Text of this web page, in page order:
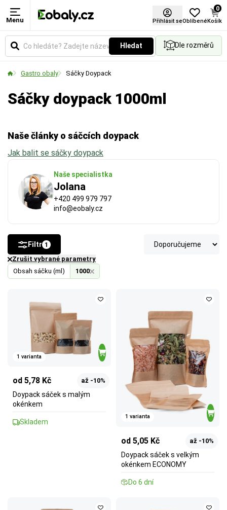
Menu Přihlásit seOblíbené
0
Košík
Hledat Dle rozměrů
Gastro obaly Sáčky Doypack
Sáčky doypack 1000ml
Naše specialistka
Jolana
+420 499 979 797
info@eobaly.cz
Naše články o sáčcích doypack
Jak balit se sáčky doypack
Obsah sáčku (ml) 1000
Zrušit vybrané parametry
Filtr 1
1 varianta
od 5,78 Kč až -10%
Doypack sáček s malým
okénkem
Skladem
1 varianta
od 5,05 Kč až -10%
Doypack sáček s velkým
okénkem ECONOMY
Do 6 dní
Výška (mm)
Udává výšku nebo tloušťku materiálu v
prostoru, stohování nebo ověření kapacity balení.
Šířka (mm)
Udává šířku pásky nebo materiálu v milimetrech.
spoje a velikosti balených předmětů.